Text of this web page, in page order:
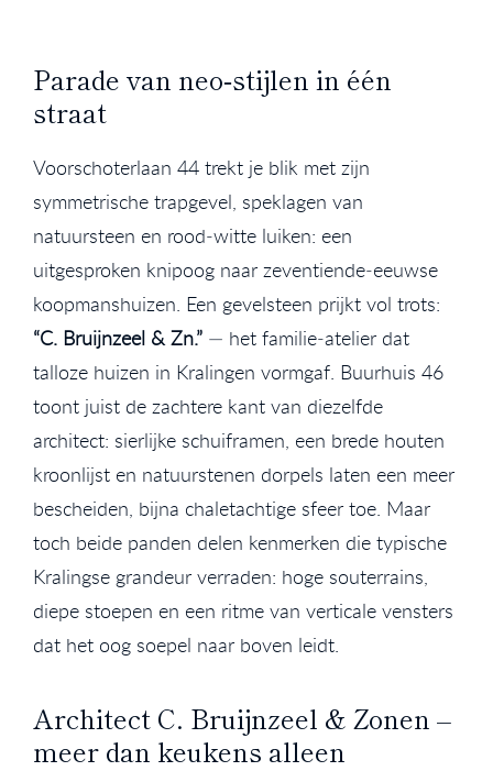
Parade van neo‑stijlen in één
straat
Voorschoterlaan 44 trekt je blik met zijn
symmetrische trapgevel, speklagen van
natuursteen en rood‑witte luiken: een
uitgesproken knipoog naar zeventiende‑eeuwse
koopmanshuizen. Een gevelsteen prijkt vol trots:
“C. Bruijnzeel & Zn.” — het familie‑atelier dat
talloze huizen in Kralingen vormgaf. Buurhuis 46
toont juist de zachtere kant van diezelfde
architect: sierlijke schuiframen, een brede houten
kroonlijst en natuurstenen dorpels laten een meer
bescheiden, bijna chaletachtige sfeer toe. Maar
toch beide panden delen kenmerken die typische
Kralingse grandeur verraden: hoge souterrains,
diepe stoepen en een ritme van verticale vensters
dat het oog soepel naar boven leidt.
Architect C. Bruijnzeel & Zonen –
meer dan keukens alleen